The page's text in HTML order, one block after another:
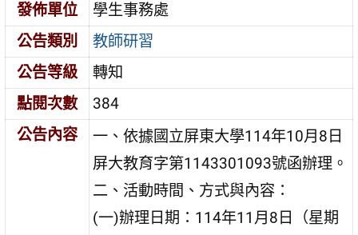
發佈單位
學生事務處
公告類別
教師研習
公告等級
轉知
點閱次數
384
公告內容
一、依據國立屏東大學114年10月8日
屏大教育字第1143301093號函辦理。
二、活動時間、方式與內容：
(一)辦理日期：114年11月8日（星期